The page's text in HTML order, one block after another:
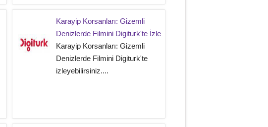
Karayip Korsanları: Gizemli
Denizlerde Filmini Digiturk'te İzle
Karayip Korsanları: Gizemli
Denizlerde Filmini Digiturk'te
izleyebilirsiniz....